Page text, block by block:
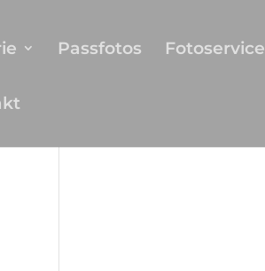
Passfotos Fotoservice